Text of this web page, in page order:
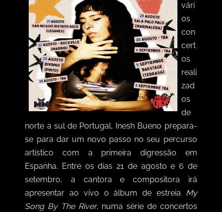
vári
os
con
cert
os
reali
zad
os
de
norte a sul de Portugal, Inesh Bueno prepara-
se para dar um novo passo no seu percurso
artístico com a primeira digressão em
Espanha. Entre os dias 21 de agosto e 6 de
setembro, a cantora e compositora irá
apresentar ao vivo o álbum de estreia My
Song By The River, numa série de concertos